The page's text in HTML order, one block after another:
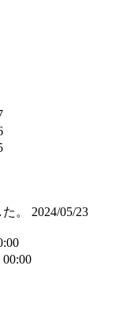
。
2024/05/23
00:00